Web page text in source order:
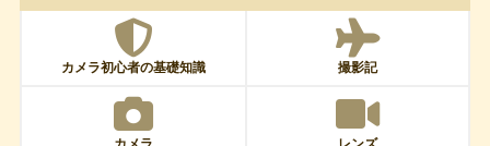
カメラ初心者の基礎知識 撮影記